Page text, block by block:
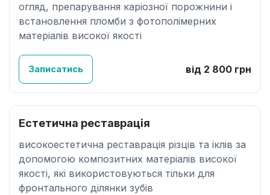
огляд, препарування каріозної порожнини і
встановлення пломби з фотополімерних
матеріалів високої якості
від 2 800 грн
Записатись
Естетична реставрація
високоестетична реставрація різців та іклів за
допомогою композитних матеріалів високої
якості, які використовуються тільки для
фронтального ділянки зубів